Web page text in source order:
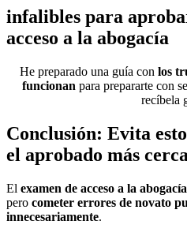
infalibles para
acceso a la abogacía
He preparado una guía con los
funcionan para prepararte con
recíbela
Conclusión: Evita
el aprobado más
El examen de acceso a la abogacía
pero cometer errores de novato
innecesariamente.